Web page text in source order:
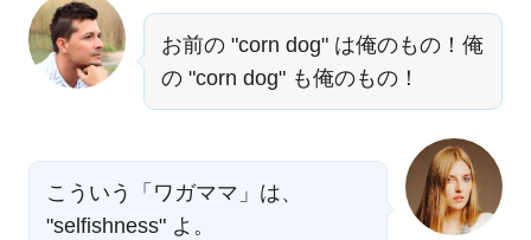
お前の "corn dog" は俺のもの！俺
の "corn dog" も俺のもの！
こういう「ワガママ」は、
"selfishness" よ。